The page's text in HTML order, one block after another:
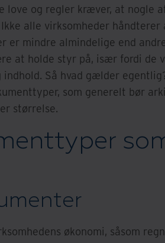
love og regler kræver, at nogle
alle virksomheder
er mindre almindelige end
at holde styr på, især fordi de
Så hvad gælder
som generelt bør
størrelse.
økonomi, såsom